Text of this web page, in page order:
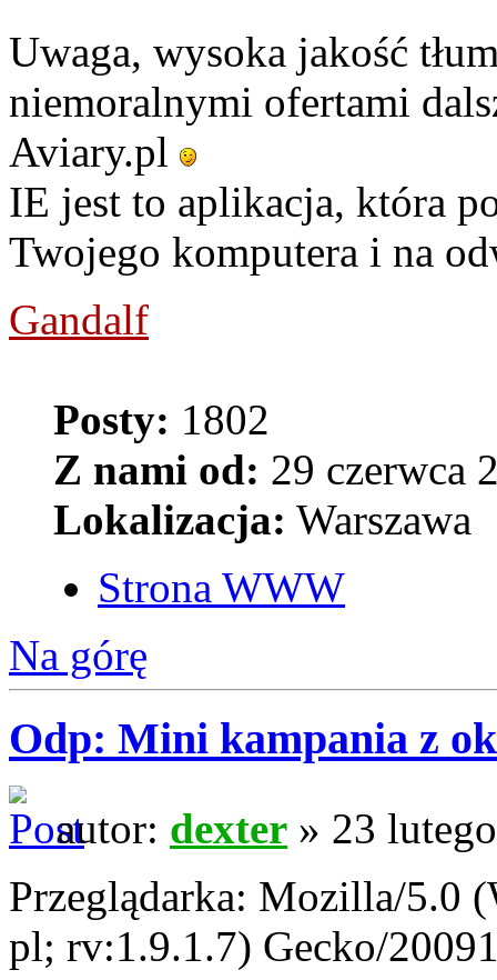
Uwaga, wysoka jakość
niemoralnymi ofertami
Aviary.pl
IE jest to aplikacja, która
Twojego komputera i na
Gandalf
Posty: 1802
Z nami od: 29 czerwca
Lokalizacja: Warszawa
Strona WWW
Na górę
Odp: Mini kampania z
autor: dexter » 23
Przeglądarka: Mozilla/5.0
pl; rv:1.9.1.7) Gecko/